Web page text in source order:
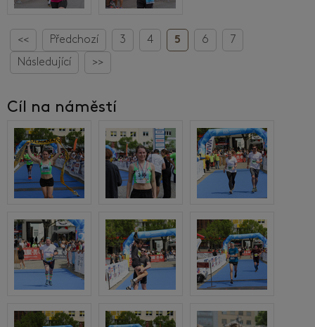
<< Předchozí 3 4 5 6
7
Následující
>>
Cíl na náměstí